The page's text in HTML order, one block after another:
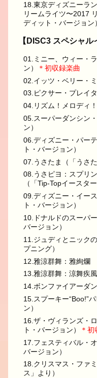
18.東京ディズニーラ
リームライツ〜2017
ディット・バージョン
【DISC3 スペシャル
01.ミニー、ウィー・
ン）
＊初収録楽曲
02.イッツ・ベリー・
03.ピクサー・プレイ
04.リズム！メロディ
05.スーパーダンシン
ン）
06.ディズニー・パー
ト・バージョン）
07.うさたま（「うさ
08.うさピヨ：スプリ
（「Tip-Topイースタ
09.ディズニー・イー
ト・バージョン）
10.ドナルドのスーパ
バージョン）
11.ジュディとニック
プニング）
12.雅涼群舞：雅絢爛
13.雅涼群舞：涼舞疾風
14.ボンファイアーダ
15.スプーキー“Boo!”
ン）
16.ザ・ヴィランズ・
ト・バージョン）
＊初
17.フェスティバル・
バージョン）
18.クリスマス・ファ
ス」より）